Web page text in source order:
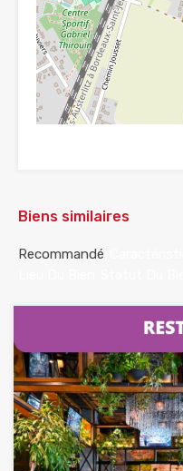
Biens similaires
Recommandé